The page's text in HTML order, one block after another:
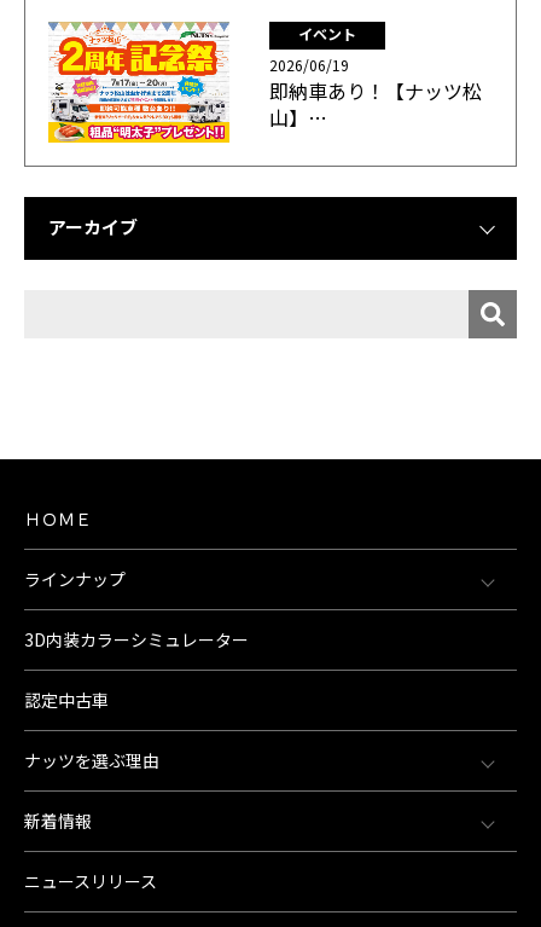
イベント
2026/06/19
即納車あり！【ナッツ松
山】…
アーカイブ
ＨＯＭＥ
ラインナップ
3D内装カラーシミュレーター
認定中古車
ナッツを選ぶ理由
新着情報
ニュースリリース